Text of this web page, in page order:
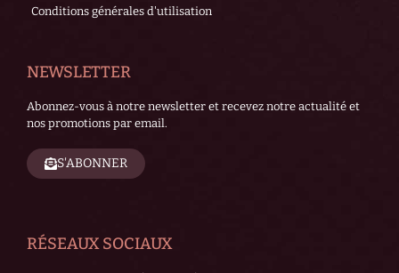
Conditions générales d'utilisation
NEWSLETTER
Abonnez-vous à notre newsletter et recevez notre actualité et
nos promotions par email.
S'ABONNER
RÉSEAUX SOCIAUX